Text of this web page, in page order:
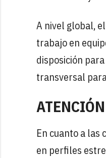
A nivel global,
trabajo en
disposición
transversal
En cuanto a las
en perfiles